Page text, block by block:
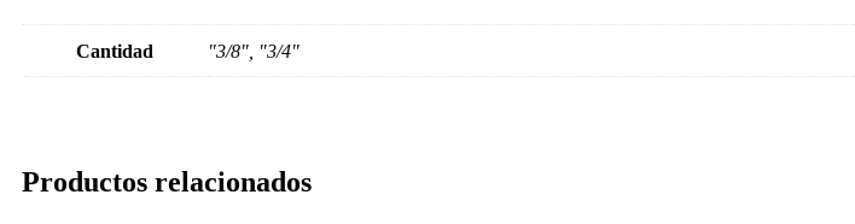
Cantidad "3/8", "3/4"
Productos relacionados